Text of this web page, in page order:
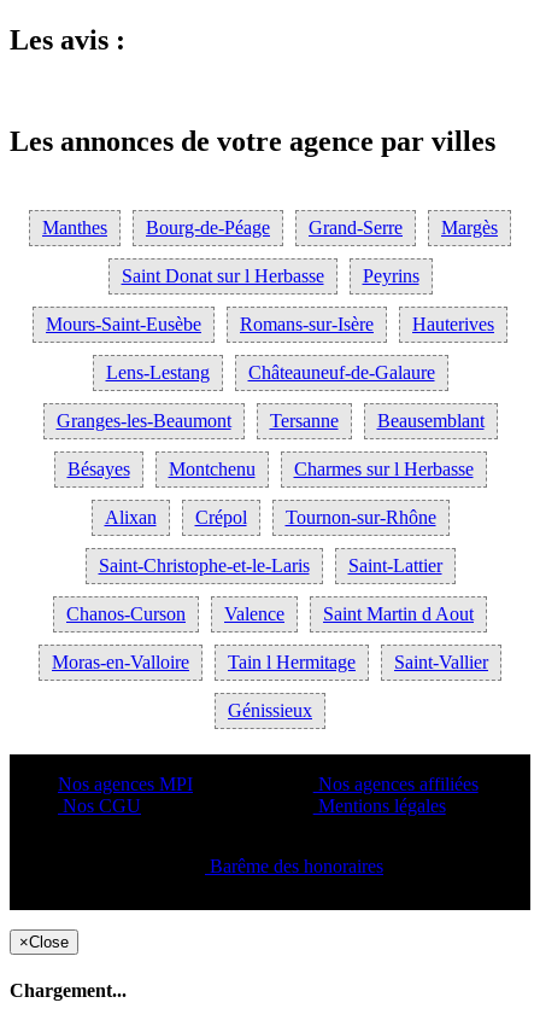
Les avis :
Les annonces de votre agence par villes
Manthes Bourg-de-Péage Grand-Serre Margès
Saint Donat sur l Herbasse Peyrins
Mours-Saint-Eusèbe Romans-sur-Isère Hauterives
Lens-Lestang Châteauneuf-de-Galaure
Granges-les-Beaumont Tersanne Beausemblant
Bésayes Montchenu Charmes sur l Herbasse
Alixan Crépol Tournon-sur-Rhône
Saint-Christophe-et-le-Laris Saint-Lattier
Chanos-Curson Valence Saint Martin d Aout
Moras-en-Valloire Tain l Hermitage Saint-Vallier
Génissieux
Nos agences MPI
Nos CGU
Nos agences affiliées
Mentions légales
Barême des honoraires
×Close
Chargement...